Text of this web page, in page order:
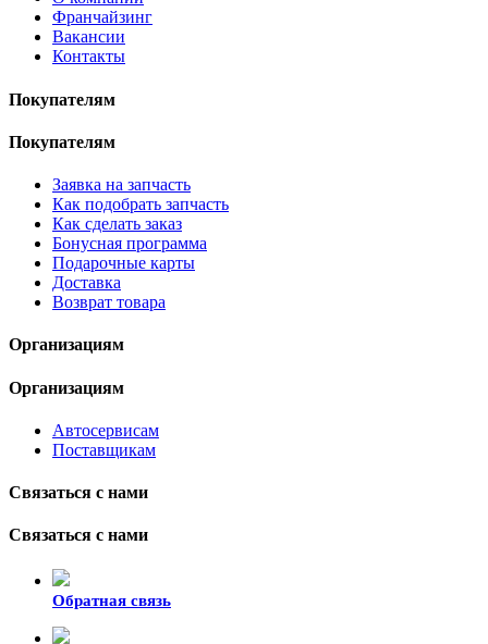
Франчайзинг
Вакансии
Контакты
Покупателям
Покупателям
Заявка на запчасть
Как подобрать запчасть
Как сделать заказ
Бонусная программа
Подарочные карты
Доставка
Возврат товара
Организациям
Организациям
Автосервисам
Поставщикам
Связаться с нами
Связаться с нами
Обратная связь